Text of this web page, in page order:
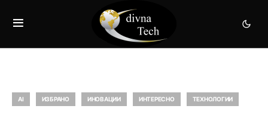
AI ИЗБРАНО ИНОВАЦИИ ИНТЕРЕСНО ТЕХНОЛОГИИ